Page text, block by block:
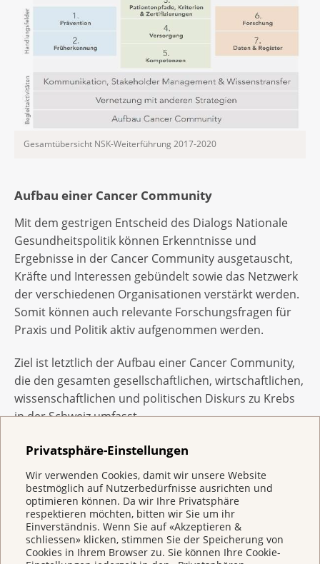
Privatsphäre-Einstellungen
Wir verwenden Cookies, damit wir unsere Website
bestmöglich auf Nutzerbedürfnisse ausrichten und
optimieren können. Da wir Ihre Privatsphäre
respektieren möchten, bitten wir Sie um ihr
Einverständnis. Wenn Sie auf «Akzeptieren &
schliessen» klicken, stimmen Sie der Speicherung von
Cookies in Ihrem Browser zu. Sie können Ihre Cookie-
Gesamtübersicht NSK-Weiterführung 2017-2020
Aufbau einer Cancer Community
Mit dem gestrigen Entscheid des Dialogs Nationale
Gesundheitspolitik können Erkenntnisse und
Ergebnisse in der Cancer Community ausgetauscht,
Kräfte und Interessen gebündelt sowie das Netzwerk
der verschiedenen Organisationen verstärkt werden.
Somit können auch relevante Forschungsfragen für
Praxis und Politik aktiv aufgenommen werden.
Ziel ist letztlich der Aufbau einer Cancer Community,
die den gesamten gesellschaftlichen, wirtschaftlichen,
wissenschaftlichen und politischen Diskurs zu Krebs
in der Schweiz umfasst.
Die bisherigen NSK-Projekte werden unter der neuen
Michael Röthlisberger künftig noch enger mit
weiteren nationalen Gesundheitsstrategien
abgestimmt, weiterentwickelt und ergänzt werden.
Der vollständige Bericht ist auf der Homepage der